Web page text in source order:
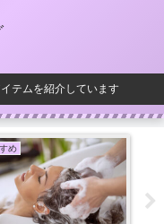
テムを紹介しています
め